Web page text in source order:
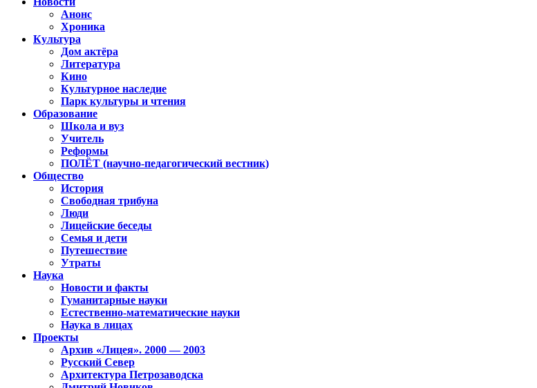
Анонс
Хроника
Культура
Дом актёра
Литература
Кино
Культурное наследие
Парк культуры и чтения
Образование
Школа и вуз
Учитель
Реформы
ПОЛЁТ (научно-педагогический вестник)
Общество
История
Свободная трибуна
Люди
Лицейские беседы
Семья и дети
Путешествие
Утраты
Наука
Новости и факты
Гуманитарные науки
Естественно-математические науки
Наука в лицах
Проекты
Архив «Лицея». 2000 — 2003
Русский Север
Архитектура Петрозаводска